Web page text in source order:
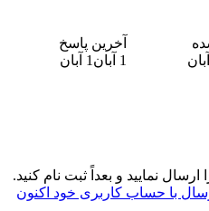
آخرین پاسخ
1 آبان
1 آبان
نمایید و بعداً ثبت نام کنید.
با حساب کاربری خود اکنون